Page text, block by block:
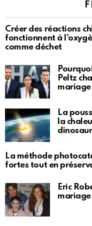
Créer des réactions
fonctionnent à
comme déchet
Peltz
mariage
La
la
La méthode
fortes tout en
Eric
mariage